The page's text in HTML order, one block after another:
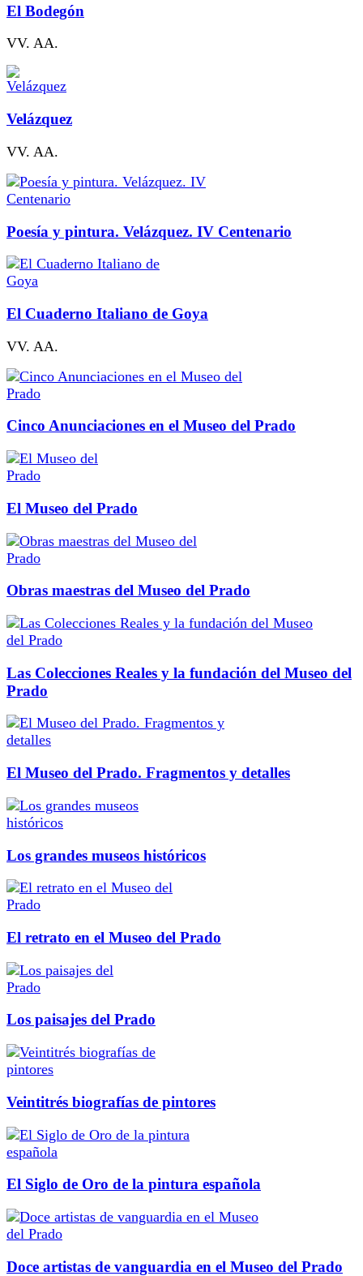
El Bodegón
VV. AA.
Velázquez
VV. AA.
Poesía y pintura. Velázquez. IV Centenario
El Cuaderno Italiano de Goya
VV. AA.
Cinco Anunciaciones en el Museo del Prado
El Museo del Prado
Obras maestras del Museo del Prado
Las Colecciones Reales y la fundación del Museo del
Prado
El Museo del Prado. Fragmentos y detalles
Los grandes museos históricos
El retrato en el Museo del Prado
Los paisajes del Prado
Veintitrés biografías de pintores
El Siglo de Oro de la pintura española
Doce artistas de vanguardia en el Museo del Prado